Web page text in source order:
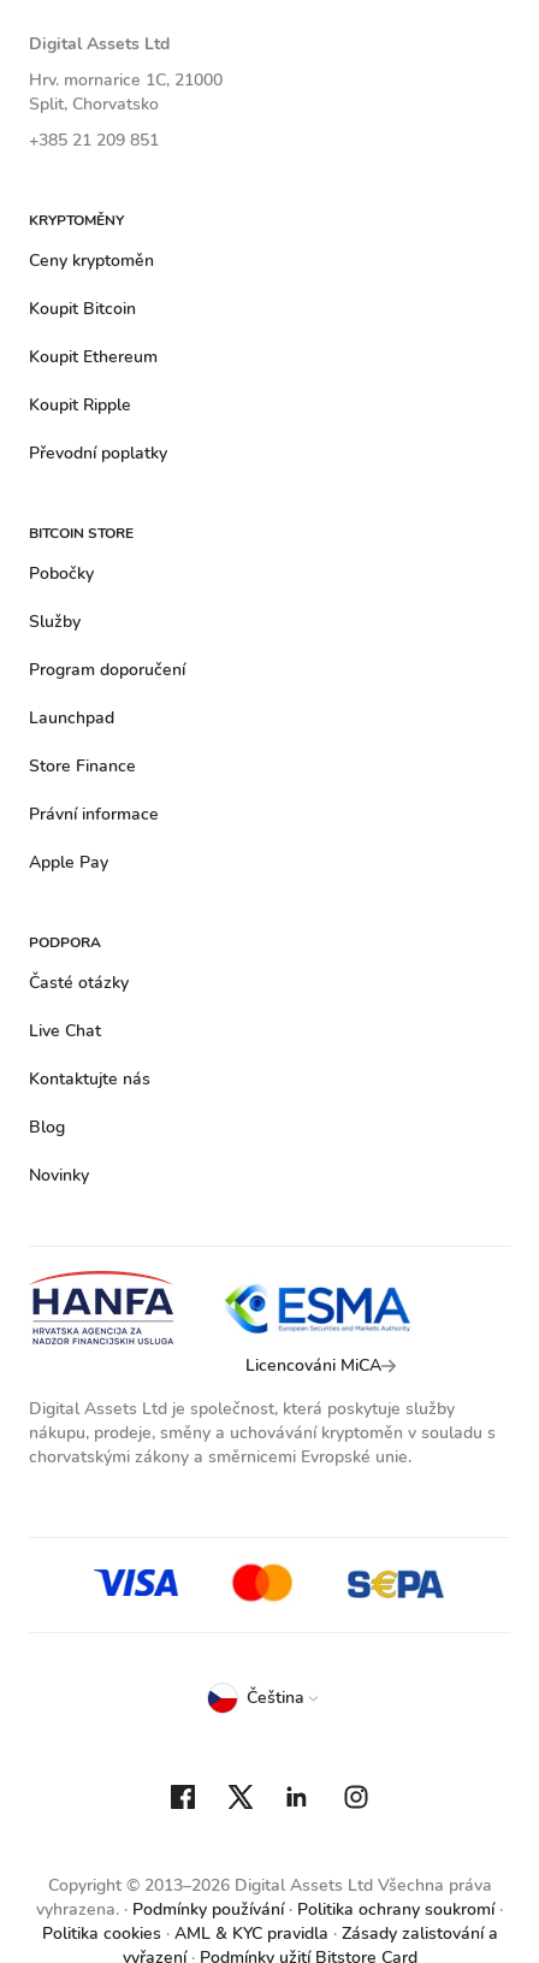
Digital Assets Ltd
Hrv. mornarice 1C, 21000
Split, Chorvatsko
+385 21 209 851
KRYPTOMĚNY
Ceny kryptoměn
Koupit Bitcoin
Koupit Ethereum
Koupit Ripple
Převodní poplatky
BITCOIN STORE
Pobočky
Služby
Program doporučení
Launchpad
Store Finance
Právní informace
Apple Pay
PODPORA
Časté otázky
Live Chat
Kontaktujte nás
Blog
Novinky
Licencováni MiCA
Digital Assets Ltd je společnost, která poskytuje služby
nákupu, prodeje, směny a uchovávání kryptoměn v souladu s
chorvatskými zákony a směrnicemi Evropské unie.
Copyright © 2013–2026 Digital Assets Ltd Všechna práva
vyhrazena.
Podmínky používání
Politika ochrany soukromí
Politika cookies
AML & KYC pravidla
Zásady zalistování a
vyřazení
Podmínky užití Bitstore Card
Čeština